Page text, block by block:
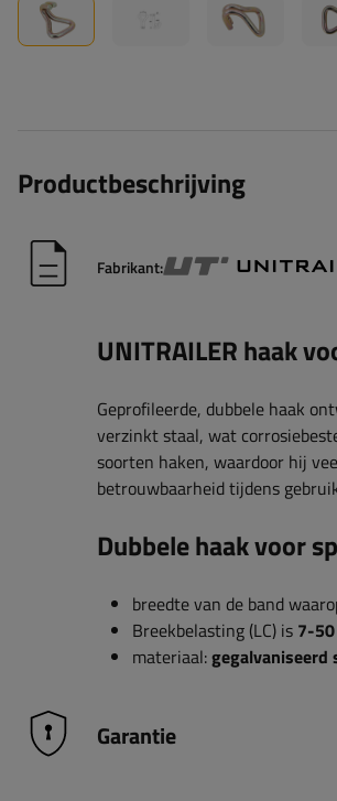
Productbeschrijving
Fabrikant:
UNITRAILER haak
Geprofileerde, dubbele haak
verzinkt staal, wat
soorten haken, waardoor hij
betrouwbaarheid tijdens
Dubbele haak voor
breedte van de band
Breekbelasting (LC) is 7-50
materiaal:gegalvaniseerd
Garantie